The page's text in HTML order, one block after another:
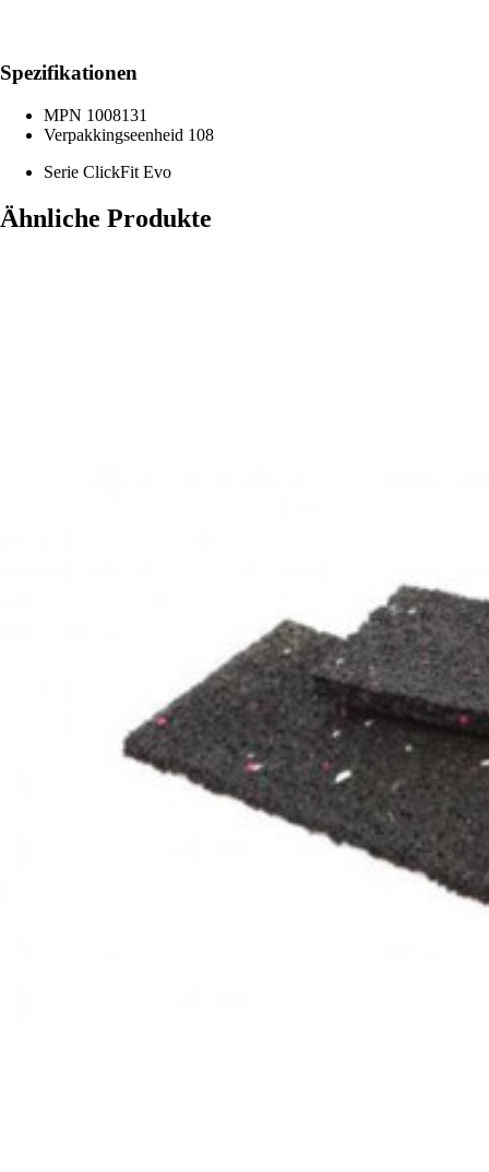
Spezifikationen
MPN 1008131
Verpakkingseenheid 108
Serie ClickFit Evo
Ähnliche Produkte